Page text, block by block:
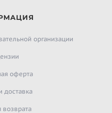
организации
оферта
доставка
возврата